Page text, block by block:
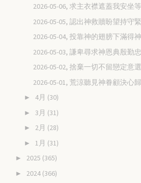
2026-05-06, 求主衣襟遮蓋我安坐
2026-05-05, 認出神救贖盼望持守
2026-05-04, 投靠神的翅膀下滿得
2026-05-03, 謙卑尋求神恩典殷勤
2026-05-02, 捨棄一切不留戀定意
2026-05-01, 荒涼聽見神眷顧決心
► 4月 (30)
► 3月 (31)
► 2月 (28)
► 1月 (31)
► 2025 (365)
► 2024 (366)